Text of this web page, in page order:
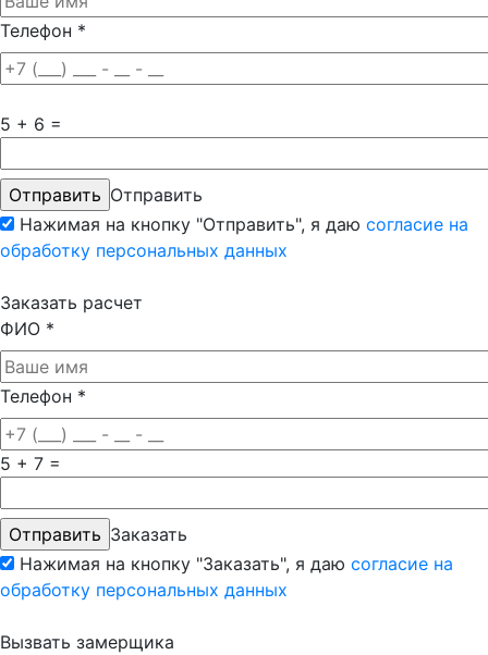
Телефон *
5 + 6 =
Отправить
Нажимая на кнопку "Отправить", я даю согласие на
обработку персональных данных
Заказать расчет
ФИО *
Телефон *
5 + 7 =
Заказать
Нажимая на кнопку "Заказать", я даю согласие на
обработку персональных данных
Вызвать замерщика